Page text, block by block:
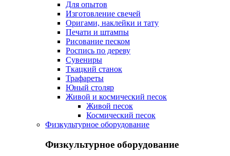
Для опытов
Изготовление свечей
Оригами, наклейки и тату
Печати и штампы
Рисование песком
Роспись по дереву
Сувениры
Ткацкий станок
Трафареты
Юный столяр
Живой и космический песок
Живой песок
Космический песок
Физкультурное оборудование
Физкультурное оборудование